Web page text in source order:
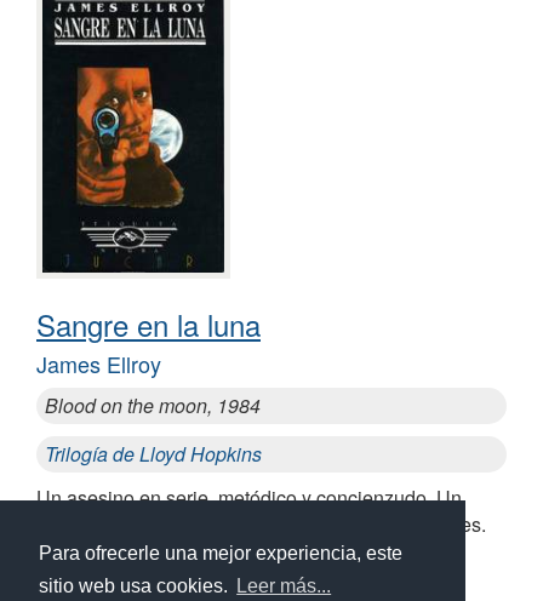
Para ofrecerle una mejor experiencia, este
sitio web usa cookies.
Leer más...
Sangre en la luna
James Ellroy
Blood on the moon, 1984
Trilogía de Lloyd Hopkins
Un asesino en serie, metódico y concienzudo. Un
detective lleno de obsesiones y conflictos familiares.
Ambos tienen una misión que cumplir